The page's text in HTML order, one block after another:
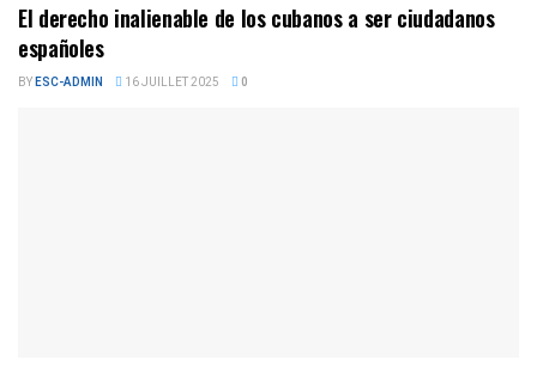
El derecho inalienable de los cubanos a ser ciudadanos
españoles
BYESC-ADMIN 16 JUILLET 2025 0